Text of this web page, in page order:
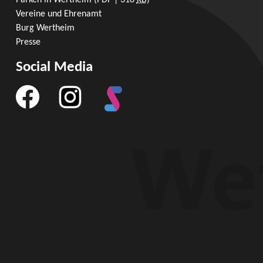
Vereine und Ehrenamt
Burg Wertheim
Presse
Social Media